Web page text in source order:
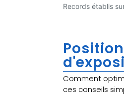
Records établis
Comment
ces conseils